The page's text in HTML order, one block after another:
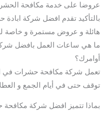
عروضا على خدمة مكافحة
بالتأكيد تقدم افضل شركة
هائلة و عروض مستمرة و خاصة
ما هي ساعات العمل بافضل
أوامرك؟
توقف حتى في أيام الجمع و
بماذا تتميز افضل شركة